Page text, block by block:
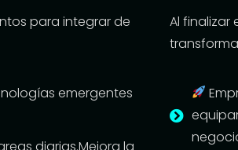
para integrar de
emergentes
diarias.Mejora la
Al finalizar